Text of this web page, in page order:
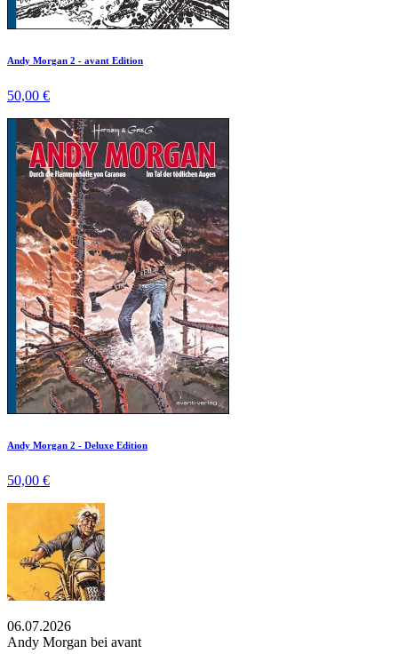
Andy Morgan 2 - avant Edition
50,00 €
Andy Morgan 2 - Deluxe Edition
50,00 €
06.07.2026
Andy Morgan bei avant